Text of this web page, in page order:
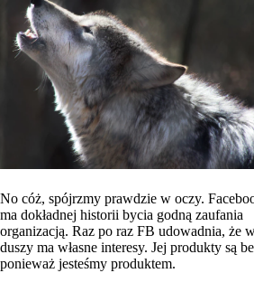
No cóż, spójrzmy prawdzie w oczy.
ma dokładnej historii bycia godną zaufania
organizacją. Raz po raz FB udowadnia, że
duszy ma własne interesy. Jej produkty są
ponieważ jesteśmy produktem.